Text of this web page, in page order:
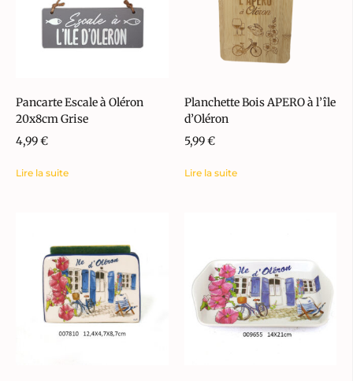
Pancarte Escale à Oléron
20x8cm Grise
4,99€
Lire la suite
Planchette Bois APERO à l’île
d’Oléron
5,99€
Lire la suite